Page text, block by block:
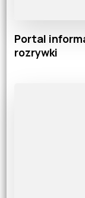
Portal
rozrywki